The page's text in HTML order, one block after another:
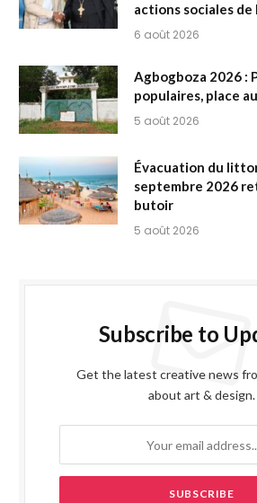
actions sociales de
6 août 2026
Agbogboza 2026 :
populaires, place
5 août 2026
Évacuation du
septembre 2026
butoir
5 août 2026
Subscribe to
Get the latest creative news
about art & design.